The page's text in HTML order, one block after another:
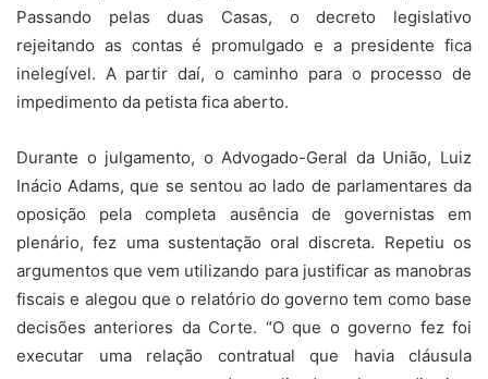
Passando pelas duas Casas, o decreto legislativo
rejeitando as contas é promulgado e a presidente fica
inelegível. A partir daí, o caminho para o processo de
impedimento da petista fica aberto.
Durante o julgamento, o Advogado-Geral da União, Luiz
Inácio Adams, que se sentou ao lado de parlamentares da
oposição pela completa ausência de governistas em
plenário, fez uma sustentação oral discreta. Repetiu os
argumentos que vem utilizando para justificar as manobras
fiscais e alegou que o relatório do governo tem como base
decisões anteriores da Corte. “O que o governo fez foi
executar uma relação contratual que havia cláusula